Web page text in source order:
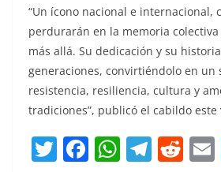
“Un ícono nacional e internacional,
perdurarán en la memoria
más allá. Su dedicación y su
generaciones, convirtiéndolo en un
resistencia, resiliencia, cultura y
tradiciones”, publicó el cabildo este
T F W T R